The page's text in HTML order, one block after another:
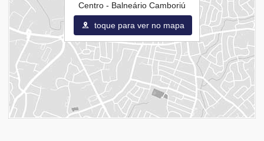
Centro - Balneário Camboriú
toque para ver no mapa